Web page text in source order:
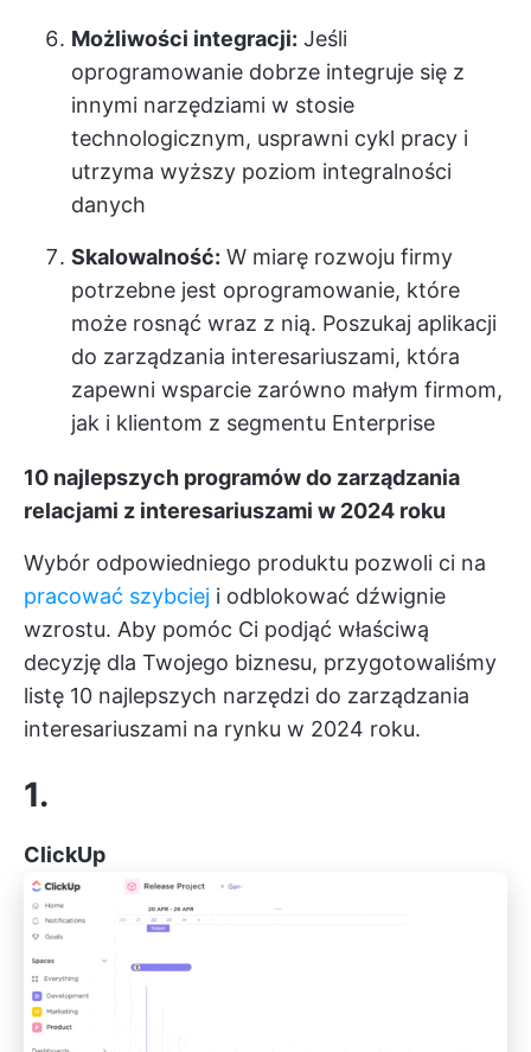
Możliwości integracji: Jeśli
oprogramowanie dobrze integruje się z
innymi narzędziami w stosie
technologicznym, usprawni cykl pracy i
utrzyma wyższy poziom integralności
danych
Skalowalność: W miarę rozwoju firmy
potrzebne jest oprogramowanie, które
może rosnąć wraz z nią. Poszukaj aplikacji
do zarządzania interesariuszami, która
zapewni wsparcie zarówno małym firmom,
jak i klientom z segmentu Enterprise
10 najlepszych programów do zarządzania
relacjami z interesariuszami w 2024 roku
Wybór odpowiedniego produktu pozwoli ci na
pracować szybciej i odblokować dźwignie
wzrostu. Aby pomóc Ci podjąć właściwą
decyzję dla Twojego biznesu, przygotowaliśmy
listę 10 najlepszych narzędzi do zarządzania
interesariuszami na rynku w 2024 roku.
1.
ClickUp